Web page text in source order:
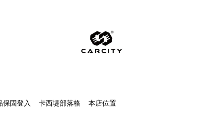
保固登入 卡西堤部落格 本店位置